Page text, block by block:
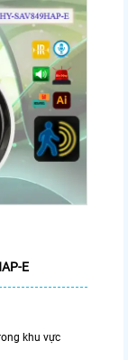
E
khu vực